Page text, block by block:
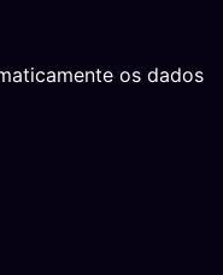
os dados